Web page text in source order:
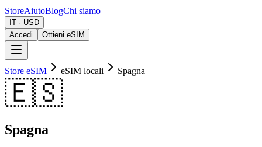
StoreAiutoBlogChi siamo
IT · USD
Accedi
Ottieni eSIM
Store eSIM eSIM locali Spagna
🇪🇸
Spagna